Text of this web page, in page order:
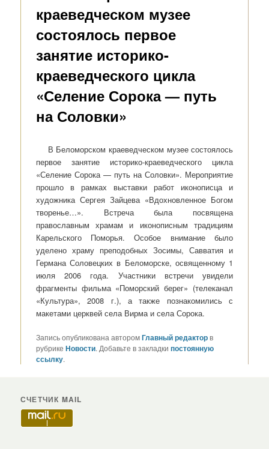
краеведческом музее
состоялось первое
занятие историко-
краеведческого цикла
«Селение Сорока — путь
на Соловки»
В Беломорском краеведческом музее состоялось
первое занятие историко-краеведческого цикла
«Селение Сорока — путь на Соловки». Мероприятие
прошло в рамках выставки работ иконописца и
художника Сергея Зайцева «Вдохновленное Богом
творенье…». Встреча была посвящена
православным храмам и иконописным традициям
Карельского Поморья. Особое внимание было
уделено храму преподобных Зосимы, Савватия и
Германа Соловецких в Беломорске, освященному 1
июля 2006 года. Участники встречи увидели
фрагменты фильма «Поморский берег» (телеканал
«Культура», 2008 г.), а также познакомились с
макетами церквей села Вирма и села Сорока.
Запись опубликована авторомГлавный редакторв
рубрике Новости. Добавьте в закладки постоянную
ссылку.
СЧЕТЧИК MAIL